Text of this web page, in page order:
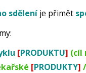
sděleníje přimět
[PRODUKTU] (cíl
[PRODUKTY]